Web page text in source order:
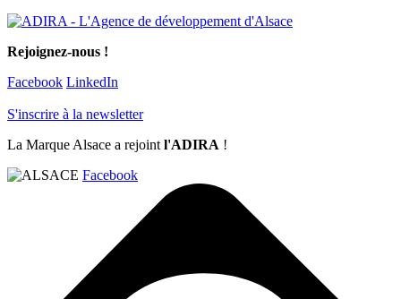
Rejoignez-nous !
Facebook LinkedIn
S'inscrire à la newsletter
La Marque Alsace a rejointl'ADIRA !
Facebook